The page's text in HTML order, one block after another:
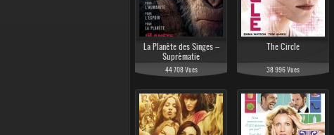
La Planète des Singes –
Suprématie
44 708 Vues
The Circle
38 996 Vues